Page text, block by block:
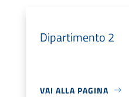
Dipartimento 2
VAI ALLA PAGINA